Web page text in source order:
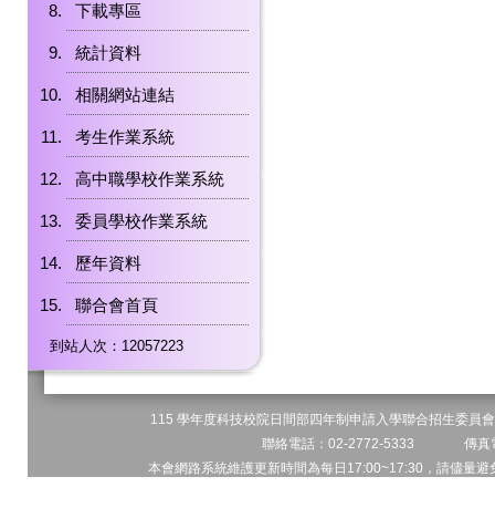
下載專區
統計資料
相關網站連結
考生作業系統
高中職學校作業系統
委員學校作業系統
歷年資料
聯合會首頁
到站人次：12057223
115 學年度科技校院日間部四年制申請入學聯合招生委
聯絡電話：02-2772-5333 傳
本會網路系統維護更新時間為每日17:00~17:30，請儘量